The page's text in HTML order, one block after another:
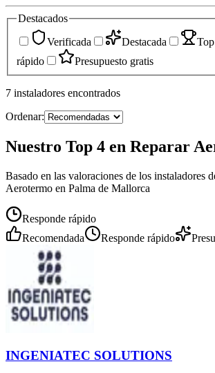
Destacados
Verificada
Destacada Top
rápido
Presupuesto gratis
7 instaladores encontrados
Ordenar:
Nuestro Top 4 en Reparar
Basado en las valoraciones de los instaladores
Aerotermo en Palma de Mallorca
Responde rápido
Recomendada
Responde rápido
INGENIATEC SOLUTIONS